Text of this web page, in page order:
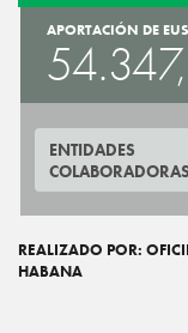
APORTACIÓN DE
ENTIDADES
COLABORADORAS
REALIZADO POR:
HABANA